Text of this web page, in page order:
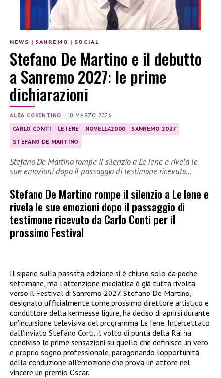
NEWS | SANREMO | SOCIAL
Stefano De Martino e il debutto
a Sanremo 2027: le prime
dichiarazioni
ALBA COSENTINO | 10 MARZO 2026
CARLO CONTI LE IENE NOVELLA2000
SANREMO 2027
STEFANO DE MARTINO
Stefano De Martino rompe il silenzio a Le Iene e rivela le
sue emozioni dopo il passaggio di testimone ricevuto…
Stefano De Martino rompe il silenzio a Le Iene e
rivela le sue emozioni dopo il passaggio di
testimone ricevuto da Carlo Conti per il
prossimo Festival
Il sipario sulla passata edizione si è chiuso solo da poche
settimane, ma l’attenzione mediatica è già tutta rivolta
verso il Festival di Sanremo 2027. Stefano De Martino,
designato ufficialmente come prossimo direttore artistico e
conduttore della kermesse ligure, ha deciso di aprirsi durante
un’incursione televisiva del programma Le Iene. Intercettato
dall’inviato Stefano Corti, il volto di punta della Rai ha
condiviso le prime sensazioni su quello che definisce un vero
e proprio sogno professionale, paragonando l’opportunità
della conduzione all’emozione che prova un attore nel
vincere un premio Oscar.